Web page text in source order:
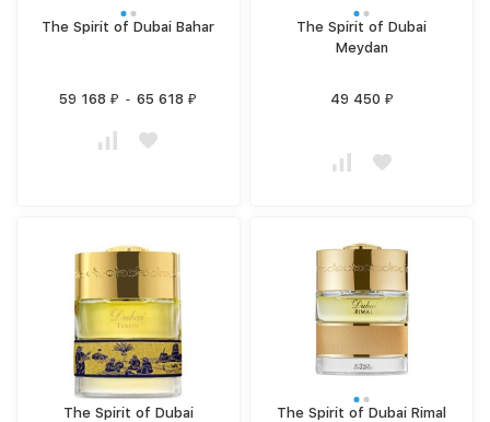
The Spirit of Dubai Bahar
59 168₽ - 65 618₽
The Spirit of Dubai
Meydan
49 450 ₽
The Spirit of Dubai
The Spirit of Dubai Rimal